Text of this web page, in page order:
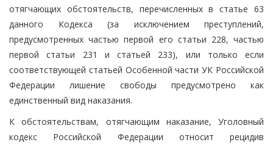
отягчающих обстоятельств, перечисленных в статье 63
данного Кодекса (за исключением преступлений,
предусмотренных частью первой его статьи 228, частью
первой статьи 231 и статьей 233), или только если
соответствующей статьей Особенной части УК Российской
Федерации лишение свободы предусмотрено как
единственный вид наказания.
К обстоятельствам, отягчающим наказание, Уголовный
кодекс Российской Федерации относит рецидив